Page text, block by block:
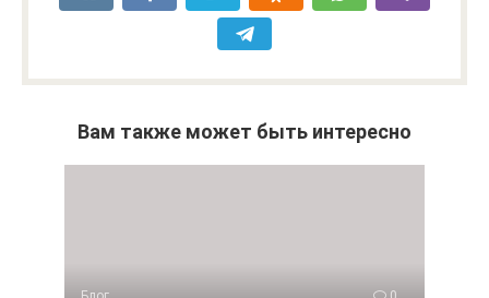
Вам также может быть интересно